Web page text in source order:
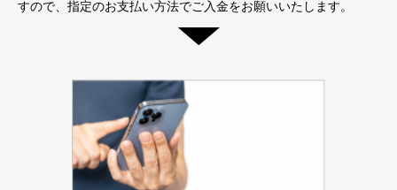
すので、 指定のお支払い方法でご入金をお願いいたします。